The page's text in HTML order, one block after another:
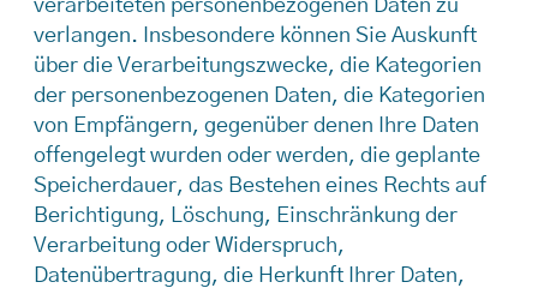
verarbeiteten personenbezogenen Daten zu
verlangen. Insbesondere können Sie Auskunft
über die Verarbeitungszwecke, die Kategorien
der personenbezogenen Daten, die Kategorien
von Empfängern, gegenüber denen Ihre Daten
offengelegt wurden oder werden, die geplante
Speicherdauer, das Bestehen eines Rechts auf
Berichtigung, Löschung, Einschränkung der
Verarbeitung oder Widerspruch,
Datenübertragung, die Herkunft Ihrer Daten,